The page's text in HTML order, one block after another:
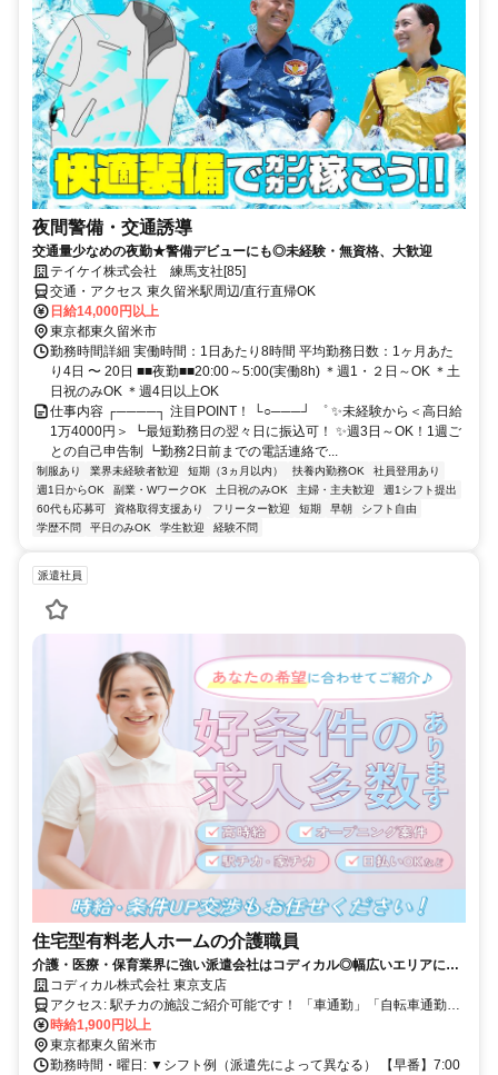
夜間警備・交通誘導
交通量少なめの夜勤★警備デビューにも◎未経験・無資格、大歓迎
テイケイ株式会社 練馬支社[85]
交通・アクセス 東久留米駅周辺/直行直帰OK
日給14,000円以上
東京都東久留米市
勤務時間詳細 実働時間：1日あたり8時間 平均勤務日数：1ヶ月あた
り4日 〜 20日 ■■夜勤■■20:00～5:00(実働8h) ＊週1・２日～OK ＊土
日祝のみOK ＊週4日以上OK
仕事内容 ┌────┐ 注目POINT！ └○───┘ ゜ ✨未経験から＜高日給
1万4000円＞ ┗最短勤務日の翌々日に振込可！ ✨週3日～OK！1週ご
との自己申告制 ┗勤務2日前までの電話連絡で...
制服あり 業界未経験者歓迎 短期（3ヵ月以内） 扶養内勤務OK
社員登用あり
週1日からOK
副業・WワークOK 土日祝のみOK 主婦・主夫歓迎
週1シフト提出
60代も応募可
資格取得支援あり フリーター歓迎 短期 早朝
シフト自由
学歴不問
平日のみOK 学生歓迎 経験不問
派遣社員
住宅型有料老人ホームの介護職員
介護・医療・保育業界に強い派遣会社はコディカル◎幅広いエリアに対
応しているから案件数豊富！お住まいの近くや条件にマッチするお仕事
をご案内可能♪
コディカル株式会社 東京支店
アクセス: 駅チカの施設ご紹介可能です！ 「車通勤」「自転車通勤」
もご相談ください。
時給1,900円以上
東京都東久留米市
勤務時間・曜日: ▼シフト例（派遣先によって異なる） 【早番】7:00